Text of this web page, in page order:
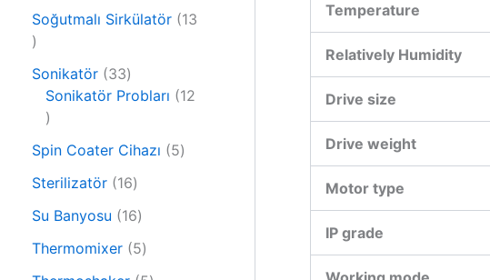
ü
ü
r
ü
Soğutmalı Sirkülatör 13
1
ü
n
Sonikatör 333
3
ü
n
Sonikatör Probları
12
1
ü
r
n
Spin Coater Cihazı 55
Sterilizatör 161
ü
r
Su Banyosu 161
ü
Thermomixer 55
Temperature
Relatively Humidity
Drive size
Drive weight
Motor type
IP grade